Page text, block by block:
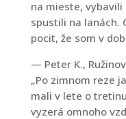
na mieste,
spustili na lanách.
pocit, že som v
— Peter K., Ružinov
„Po zimnom reze
mali v lete o
vyzerá omnoho